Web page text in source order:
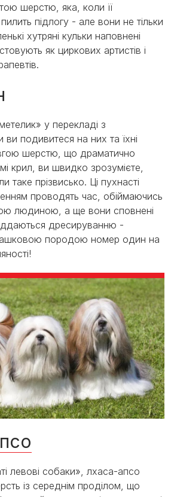
шерстю, яка, коли її
підлогу - але вони не тільки
хутряні кульки наповнені
як циркових артистів і
у перекладі з
ви подивитеся на них та їхні
шерстю, що драматично
крил, ви швидко зрозумієте,
таке прізвисько. Ці пухнасті
проводять час, обіймаючись
людиною, а ще вони сповнені
дресируванню -
породою номер один на
левові собаки», лхаса-апсо
із середнім проділом, що